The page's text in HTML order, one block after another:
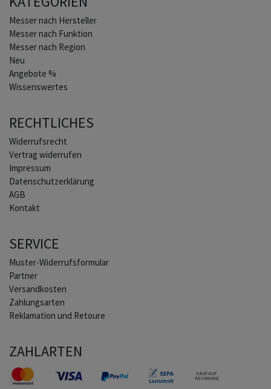
Home
Messer nach Hersteller
Messer nach Funktion
Messer nach Region
Neu
Angebote %
Wissenswertes
RECHTLICHES
Widerrufs­recht
Vertrag widerrufen
Impressum
Daten­schutz­erklärung
AGB
Kontakt
SERVICE
Muster-Widerrufsformular
Partner
Versandkosten
Zahlungsarten
Reklamation und Retoure
ZAHLARTEN